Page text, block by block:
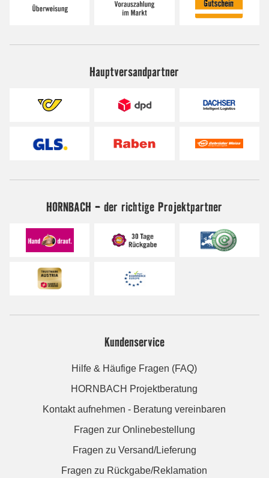
Hauptversandpartner
HORNBACH - der richtige Projektpartner
Kundenservice
Hilfe & Häufige Fragen (FAQ)
HORNBACH Projektberatung
Kontakt aufnehmen - Beratung vereinbaren
Fragen zur Onlinebestellung
Fragen zu Versand/Lieferung
Fragen zu Rückgabe/Reklamation